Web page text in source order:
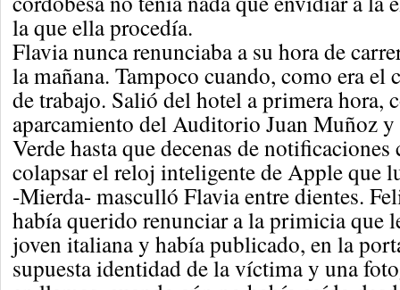
la que ella procedía.
Flavia nunca renunciaba a su hora de
la mañana. Tampoco cuando, como era el
de trabajo. Salió del hotel a primera hora,
aparcamiento del Auditorio Juan Muñoz
Verde hasta que decenas de notificaciones
colapsar el reloj inteligente de Apple que
-Mierda- masculló Flavia entre dientes.
había querido renunciar a la primicia que
joven italiana y había publicado, en la
supuesta identidad de la víctima y una